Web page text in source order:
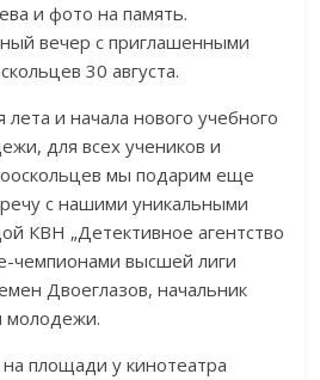
и фото на память.
вечер с приглашенными
30 августа.
и начала нового учебного
для всех учеников и
мы подарим еще
с нашими уникальными
КВН „Детективное агентство
чемпионами высшей лиги
Двоеглазов, начальник
молодежи.
площади у кинотеатра